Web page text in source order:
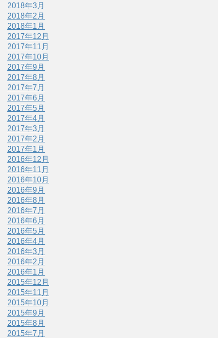
2018年3月
2018年2月
2018年1月
2017年12月
2017年11月
2017年10月
2017年9月
2017年8月
2017年7月
2017年6月
2017年5月
2017年4月
2017年3月
2017年2月
2017年1月
2016年12月
2016年11月
2016年10月
2016年9月
2016年8月
2016年7月
2016年6月
2016年5月
2016年4月
2016年3月
2016年2月
2016年1月
2015年12月
2015年11月
2015年10月
2015年9月
2015年8月
2015年7月